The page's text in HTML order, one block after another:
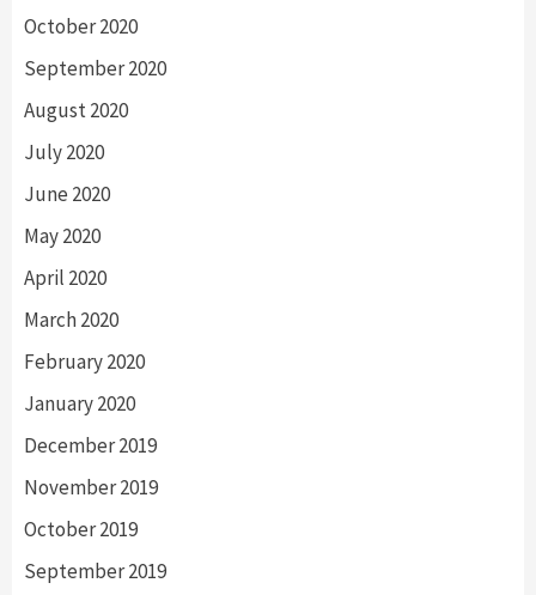
October 2020
September 2020
August 2020
July 2020
June 2020
May 2020
April 2020
March 2020
February 2020
January 2020
December 2019
November 2019
October 2019
September 2019